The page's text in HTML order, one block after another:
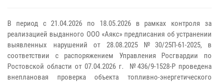
В период с 21.04.2026 по 18.05.2026 в рамках контроля за
реализацией выданного ООО «Аякс» предписания об устранении
выявленных нарушений от 28.08.2025 №30/25П-61-2025, в
соответствии с распоряжением Управления Росгвардии по
Ростовской области от 07.04.2026 г. №436/9-1528-Р проведена
внеплановая проверка объекта топливно-энергетического